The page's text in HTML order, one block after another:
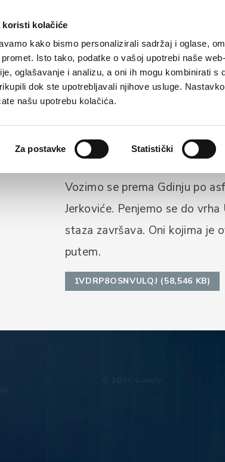
koristi kolačiće
kako bismo personalizirali sadržaj i oglase,
Isto tako, podatke o vašoj upotrebi naše
oglašavanje i analizu, a oni ih mogu kombinirati s
dok ste upotrebljavali njihove usluge.
našu upotrebu kolačića.
Za postavke Statistički
Turistička ponuda
AKTIVNI TURIZAM
Vozimo se prema Gdinju po
Jerkoviće. Penjemo se do
staza završava. Oni kojima je
putem.
1VDRP8OSNVULQJ (58,546 KB)